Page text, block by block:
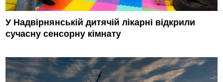
У Надвірнянській дитячій лікарні відкрили
сучасну сенсорну кімнату